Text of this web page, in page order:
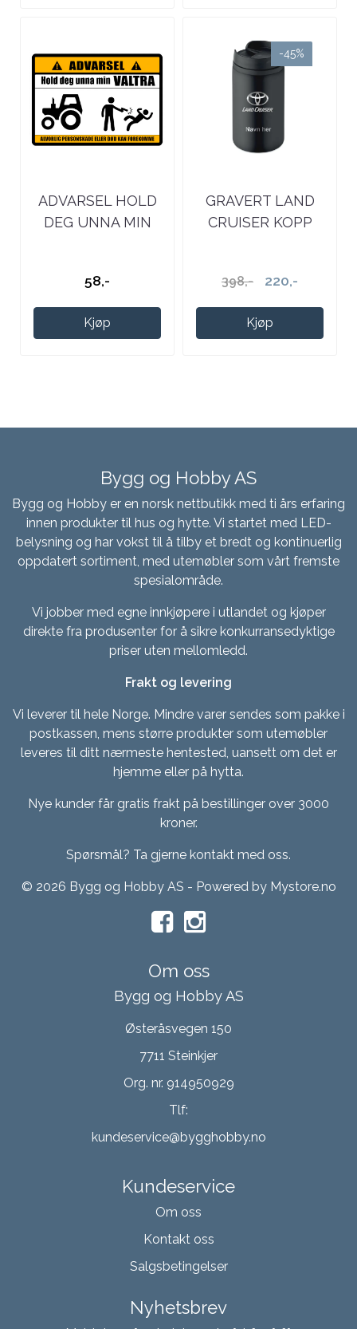
ADVARSEL HOLD
DEG UNNA MIN
58,-
Kjøp
-45%
GRAVERT LAND
CRUISER KOPP
398,- 220,-
Kjøp
Bygg og Hobby AS
Bygg og Hobby er en norsk nettbutikk med ti års erfaring
innen produkter til hus og hytte. Vi startet med LED-
belysning og har vokst til å tilby et bredt og kontinuerlig
oppdatert sortiment, med utemøbler som vårt fremste
spesialområde.
Vi jobber med egne innkjøpere i utlandet og kjøper
direkte fra produsenter for å sikre konkurransedyktige
priser uten mellomledd.
Frakt og levering
Vi leverer til hele Norge. Mindre varer sendes som pakke i
postkassen, mens større produkter som utemøbler
leveres til ditt nærmeste hentested, uansett om det er
hjemme eller på hytta.
Nye kunder får gratis frakt på bestillinger over 3000
kroner.
Spørsmål? Ta gjerne kontakt med oss.
© 2026 Bygg og Hobby AS - Powered by Mystore.no
Om oss
Bygg og Hobby AS
Østeråsvegen 150
7711 Steinkjer
Org. nr. 914950929
Tlf:
kundeservice@bygghobby.no
Kundeservice
Om oss
Kontakt oss
Salgsbetingelser
Nyhetsbrev